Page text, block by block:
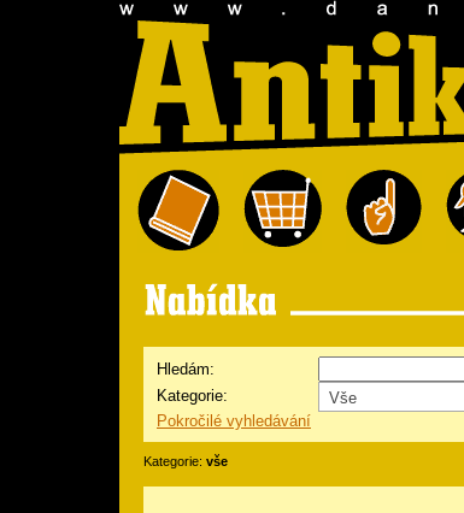
Hledám:
Kategorie:
Vše
Pokročilé vyhledávání
Kategorie: vše